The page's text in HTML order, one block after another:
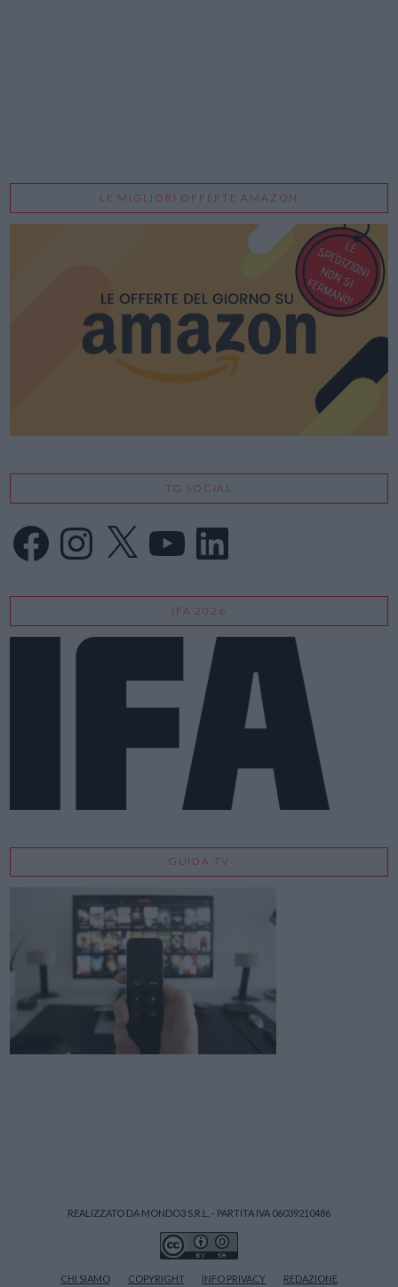
LE MIGLIORI OFFERTE AMAZON
TG SOCIAL
FacebookInstagram
X LinkedIn
IFA 2026
GUIDA TV
REALIZZATO DA MONDO3 S.R.L. - PARTITA IVA 06039210486
CHI SIAMO COPYRIGHT INFO PRIVACY REDAZIONE